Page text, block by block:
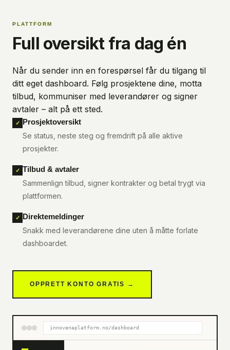
PLATTFORM
Full oversikt fra dag én
Når du sender inn en forespørsel får du tilgang til
ditt eget dashboard. Følg prosjektene dine, motta
tilbud, kommuniser med leverandører og signer
avtaler – alt på ett sted.
✓ Prosjektoversikt
Se status, neste steg og fremdrift på alle aktive
prosjekter.
✓ Tilbud & avtaler
Sammenlign tilbud, signer kontrakter og betal trygt via
plattformen.
✓ Direktemeldinger
Snakk med leverandørene dine uten å måtte forlate
dashboardet.
OPPRETT KONTO GRATIS →
innovenaplatform.no/dashboard